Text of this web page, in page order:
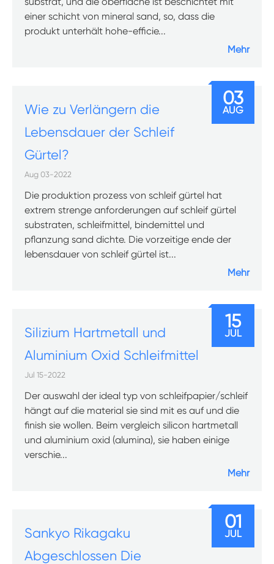
einer schicht von mineral sand, so, dass die
produkt unterhält hohe-efficie...
Mehr
Wie zu Verlängern die
Lebensdauer der Schleif
Gürtel?
Aug 03-2022
Die produktion prozess von schleif gürtel hat
extrem strenge anforderungen auf schleif gürtel
substraten, schleifmittel, bindemittel und
pflanzung sand dichte. Die vorzeitige ende der
lebensdauer von schleif gürtel ist...
Mehr
03
AUG
Silizium Hartmetall und
Aluminium Oxid Schleifmittel
Jul 15-2022
Der auswahl der ideal typ von schleifpapier/schleif
hängt auf die material sie sind mit es auf und die
finish sie wollen. Beim vergleich silicon hartmetall
und aluminium oxid (alumina), sie haben einige
verschie...
Mehr
15
JUL
Sankyo Rikagaku
Abgeschlossen Die
01
JUL